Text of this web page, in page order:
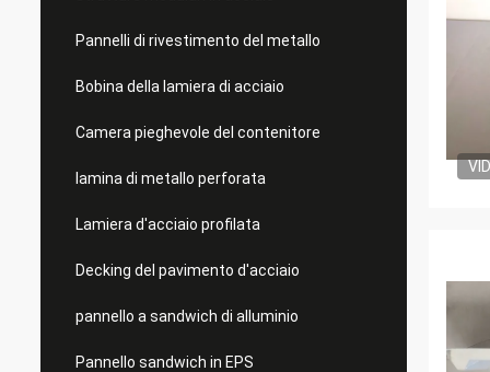
Pannelli di rivestimento del metallo
Bobina della lamiera di acciaio
Camera pieghevole del contenitore
lamina di metallo perforata
Lamiera d'acciaio profilata
Decking del pavimento d'acciaio
pannello a sandwich di alluminio
Pannello sandwich in EPS